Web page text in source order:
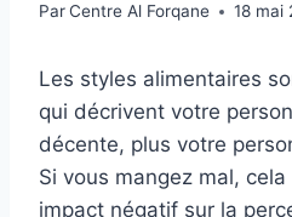
ParCentre Al Forqane 18 mai
Les styles alimentaires
qui décrivent votre
décente, plus votre
Si vous mangez mal,
impact négatif sur la